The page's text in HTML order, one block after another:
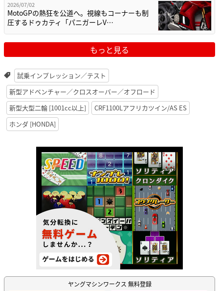
2026/07/02
MotoGPの熱狂を公道へ。視線もコーナーも制
圧するドゥカティ「パニガーレV…
もっと見る
試乗インプレッション／テスト
新型アドベンチャー／クロスオーバー／オフロード
新型大型二輪 [1001cc以上]
CRF1100Lアフリカツイン/AS ES
ホンダ [HONDA]
ヤングマシンワークス 無料登録